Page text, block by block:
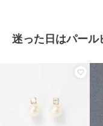
迷った日はパール